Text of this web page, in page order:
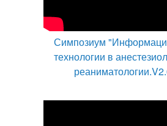
Симпозиум
технологии в